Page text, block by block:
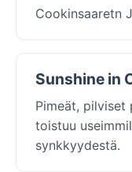
Cookinsaaretn
Sunshine in
Pimeät, pilviset
toistuu
synkkyydestä.